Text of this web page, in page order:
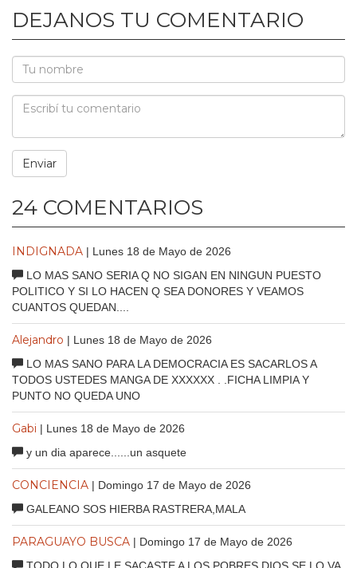
DEJANOS TU COMENTARIO
24 COMENTARIOS
INDIGNADA | Lunes 18 de Mayo de 2026
LO MAS SANO SERIA Q NO SIGAN EN NINGUN PUESTO
POLITICO Y SI LO HACEN Q SEA DONORES Y VEAMOS
CUANTOS QUEDAN....
Alejandro | Lunes 18 de Mayo de 2026
LO MAS SANO PARA LA DEMOCRACIA ES SACARLOS A
TODOS USTEDES MANGA DE XXXXXX . .FICHA LIMPIA Y
PUNTO NO QUEDA UNO
Gabi | Lunes 18 de Mayo de 2026
y un dia aparece......un asquete
CONCIENCIA | Domingo 17 de Mayo de 2026
GALEANO SOS HIERBA RASTRERA,MALA
PARAGUAYO BUSCA | Domingo 17 de Mayo de 2026
TODO LO QUE LE SACASTE A LOS POBRES DIOS SE LO VA